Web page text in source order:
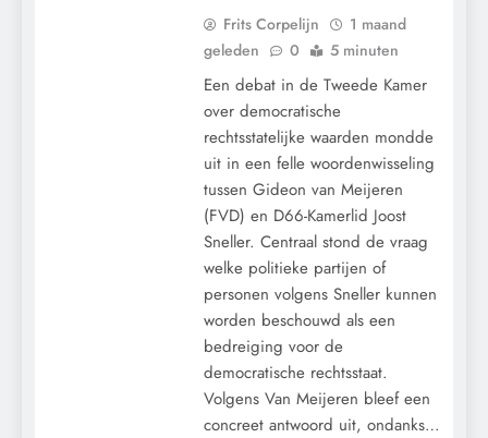
Frits Corpelijn
1 maand
geleden
0 5 minuten
Een debat in de Tweede Kamer
over democratische
rechtsstatelijke waarden mondde
uit in een felle woordenwisseling
tussen Gideon van Meijeren
(FVD) en D66-Kamerlid Joost
Sneller. Centraal stond de vraag
welke politieke partijen of
personen volgens Sneller kunnen
worden beschouwd als een
bedreiging voor de
democratische rechtsstaat.
Volgens Van Meijeren bleef een
concreet antwoord uit, ondanks…